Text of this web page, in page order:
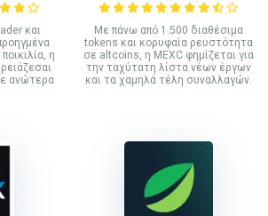
και
η
ανώτερα
Με πάνω από 1.500 διαθέσιμα
tokens και κορυφαία ρευστότητα
σε altcoins, η MEXC φημίζεται για
την ταχύτατη λίστα νέων έργων
και τα χαμηλά τέλη συναλλαγών.